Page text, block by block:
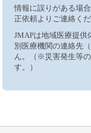
情報に誤りがある場
正依頼よりご連絡くだ
JMAPは地域医療提
別医療機関の連絡先
ん。（※災害発生等
す。）